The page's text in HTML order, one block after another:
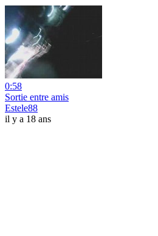
0:58
Sortie entre amis
Estele88
il y a 18 ans